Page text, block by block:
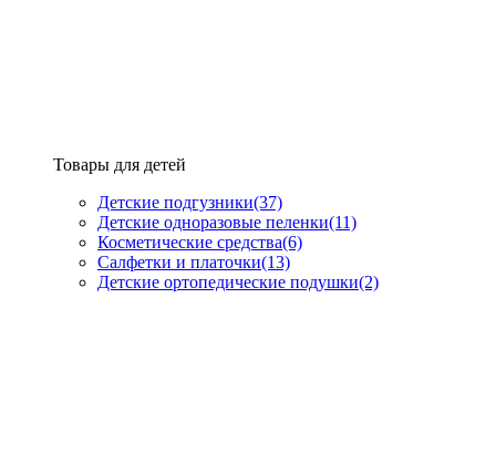
Товары для детей
Детские подгузники(37)
Детские одноразовые пеленки(11)
Косметические средства(6)
Салфетки и платочки(13)
Детские ортопедические подушки(2)